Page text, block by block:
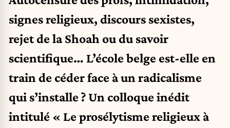
signes religieux, discours sexistes,
rejet de la Shoah ou du savoir
scientifique… L’école belge est-elle en
train de céder face à un radicalisme
qui s’installe ? Un colloque inédit
intitulé « Le prosélytisme religieux à